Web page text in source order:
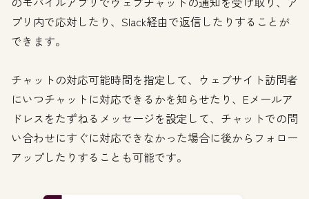
プリ内で応対したり、Slack経由で返信したりすることが
できます。
チャットの対応可能時間を指定して、ウェブサイト訪問者
にいつチャットに対応できるかを知らせたり、Eメールア
ドレスをたずねるメッセージを設定して、チャットでの問
い合わせにすぐに対応できなかった場合に後からフォロー
アップしたりすることも可能です。